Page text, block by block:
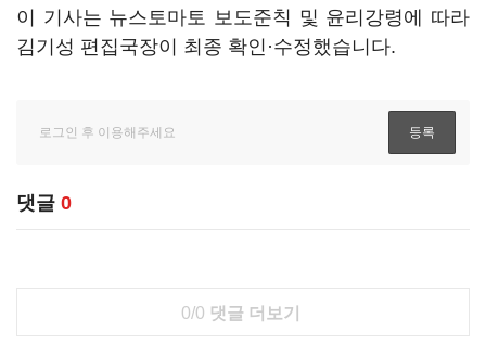
이 기사는 뉴스토마토 보도준칙 및 윤리강령에 따라
김기성 편집국장이 최종 확인·수정했습니다.
댓글 0
0/0 댓글 더보기